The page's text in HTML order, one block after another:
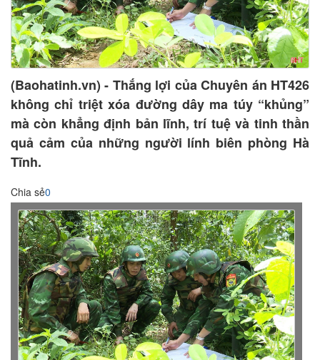
(Baohatinh.vn) - Thắng lợi của Chuyên án HT426
không chỉ triệt xóa đường dây ma túy “khủng”
mà còn khẳng định bản lĩnh, trí tuệ và tinh thần
quả cảm của những người lính biên phòng Hà
Tĩnh.
Chia sẻ0